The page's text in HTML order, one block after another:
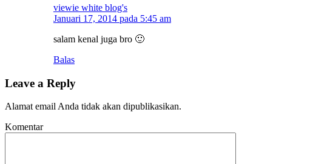
viewie white blog's
Januari 17, 2014 pada 5:45 am
salam kenal juga bro 🙂
Balas
Leave a Reply
Alamat email Anda tidak akan dipublikasikan.
Komentar